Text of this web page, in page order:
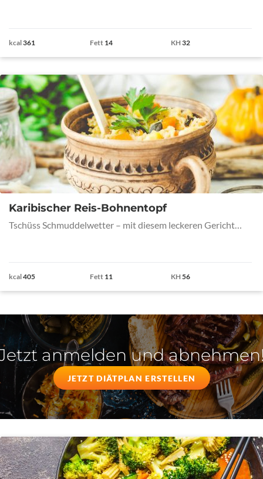
kcal361 Fett 14 KH32
Karibischer Reis-Bohnentopf
Tschüss Schmuddelwetter – mit diesem leckeren Gericht…
kcal405 Fett 11 KH56
anmelden und
JETZT DIÄTPLAN ERSTELLEN